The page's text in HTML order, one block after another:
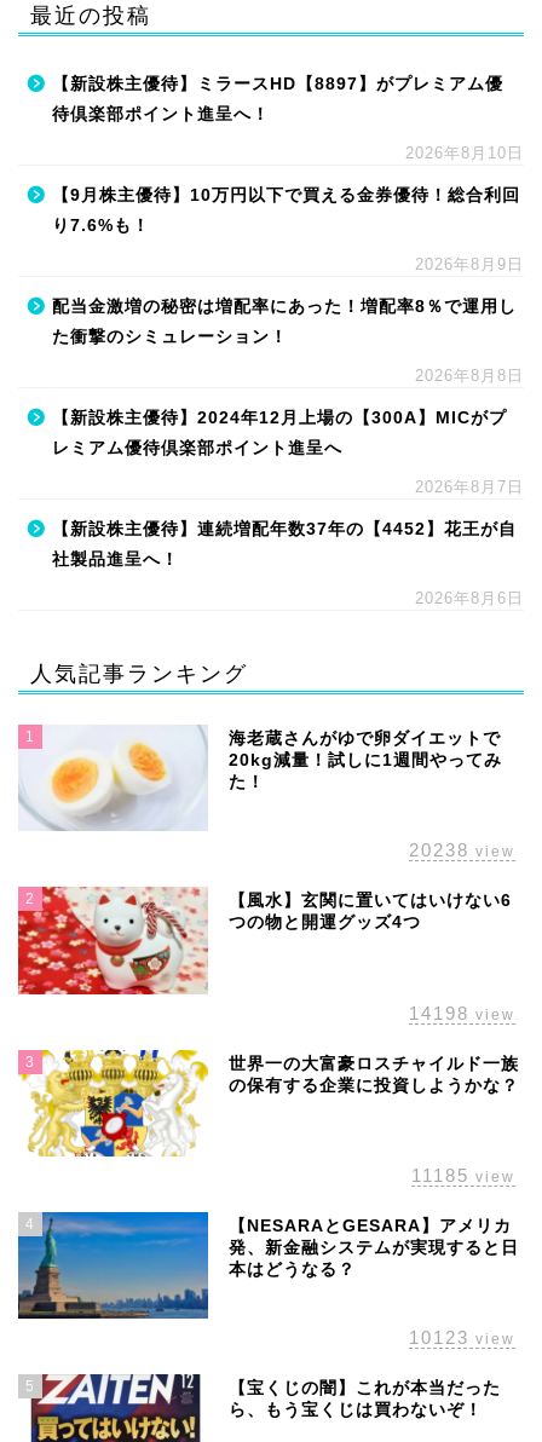
最近の投稿
【新設株主優待】ミラースHD【8897】がプレミアム優
待倶楽部ポイント進呈へ！
2026年8月10日
【9月株主優待】10万円以下で買える金券優待！総合利回
り7.6%も！
2026年8月9日
配当金激増の秘密は増配率にあった！増配率8％で運用し
た衝撃のシミュレーション！
2026年8月8日
【新設株主優待】2024年12月上場の【300A】MICがプ
レミアム優待倶楽部ポイント進呈へ
2026年8月7日
【新設株主優待】連続増配年数37年の【4452】花王が自
社製品進呈へ！
2026年8月6日
人気記事ランキング
1
海老蔵さんがゆで卵ダイエットで
20kg減量！試しに1週間やってみ
た！
20238 view
2
【風水】玄関に置いてはいけない6
つの物と開運グッズ4つ
14198 view
3
世界一の大富豪ロスチャイルド一族
の保有する企業に投資しようかな？
11185 view
4
【NESARAとGESARA】アメリカ
発、新金融システムが実現すると日
本はどうなる？
10123 view
5
【宝くじの闇】これが本当だった
ら、もう宝くじは買わないぞ！
ホーム